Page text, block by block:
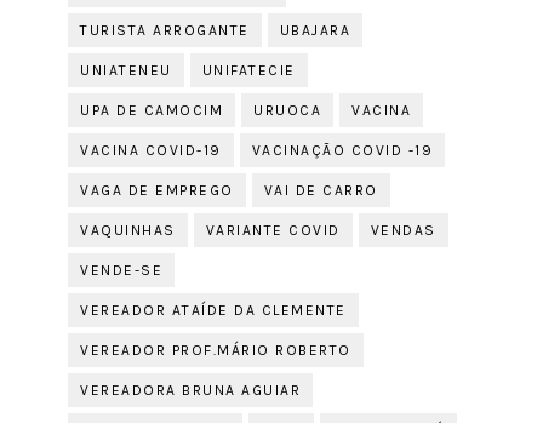
TURISTA ARROGANTE UBAJARA
UNIATENEU UNIFATECIE
UPA DE CAMOCIM URUOCA VACINA
VACINA COVID-19 VACINAÇÃO COVID -19
VAGA DE EMPREGO VAI DE CARRO
VAQUINHAS VARIANTE COVID VENDAS
VENDE-SE
VEREADOR ATAÍDE DA CLEMENTE
VEREADOR PROF.MÁRIO ROBERTO
VEREADORA BRUNA AGUIAR